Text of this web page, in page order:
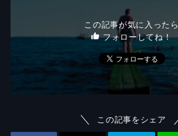
この記事が気に入ったら
フォローしてね！
この記事をシェア